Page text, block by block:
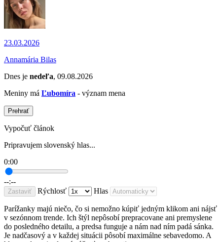
23.03.2026
Annamária Bilas
Dnes je nedeľa, 09.08.2026
Meniny má Ľubomíra - význam mena
Prehrať
Vypočuť článok
Pripravujem slovenský hlas...
0:00
--:--
Zastaviť Rýchlosť Hlas
Parížanky majú niečo, čo si nemožno kúpiť jedným klikom ani nájsť
v sezónnom trende. Ich štýl nepôsobí prepracovane ani premyslene
do posledného detailu, a predsa funguje a nám nad ním padá sánka.
Je nadčasový a v každej situácii pôsobí maximálne sebavedomo. A